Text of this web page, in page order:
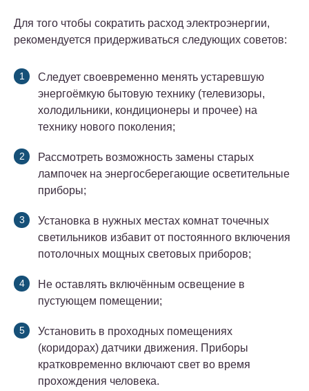
Для того чтобы сократить расход электроэнергии,
рекомендуется придерживаться следующих советов:
Следует своевременно менять устаревшую
энергоёмкую бытовую технику (телевизоры,
холодильники, кондиционеры и прочее) на
технику нового поколения;
Рассмотреть возможность замены старых
лампочек на энергосберегающие осветительные
приборы;
Установка в нужных местах комнат точечных
светильников избавит от постоянного включения
потолочных мощных световых приборов;
Не оставлять включённым освещение в
пустующем помещении;
Установить в проходных помещениях
(коридорах) датчики движения. Приборы
кратковременно включают свет во время
прохождения человека.